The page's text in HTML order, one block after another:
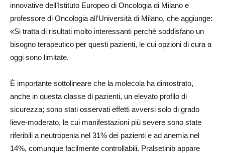
innovative dell’Istituto Europeo di Oncologia di Milano e
professore di Oncologia all’Università di Milano, che aggiunge:
«Si tratta di risultati molto interessanti perché soddisfano un
bisogno terapeutico per questi pazienti, le cui opzioni di cura a
oggi sono limitate.
È importante sottolineare che la molecola ha dimostrato,
anche in questa classe di pazienti, un elevato profilo di
sicurezza; sono stati osservati effetti avversi solo di grado
lieve-moderato, le cui manifestazioni più severe sono state
riferibili a neutropenia nel 31% dei pazienti e ad anemia nel
14%, comunque facilmente controllabili. Pralsetinib appare